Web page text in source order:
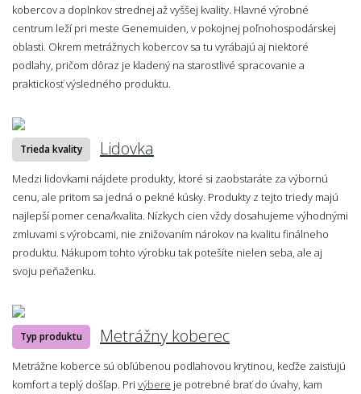
kobercov a doplnkov strednej až vyššej kvality. Hlavné výrobné
centrum leží pri meste Genemuiden, v pokojnej poľnohospodárskej
oblasti. Okrem metrážnych kobercov sa tu vyrábajú aj niektoré
podlahy, pričom dôraz je kladený na starostlivé spracovanie a
praktickosť výsledného produktu.
Trieda kvality Lidovka
Medzi lidovkami nájdete produkty, ktoré si zaobstaráte za výbornú
cenu, ale pritom sa jedná o pekné kúsky. Produkty z tejto triedy majú
najlepší pomer cena/kvalita. Nízkych cien vždy dosahujeme výhodnými
zmluvami s výrobcami, nie znižovaním nárokov na kvalitu finálneho
produktu. Nákupom tohto výrobku tak potešíte nielen seba, ale aj
svoju peňaženku.
Typ produktu Metrážny koberec
Metrážne koberce sú obľúbenou podlahovou krytinou, keďže zaisťujú
komfort a teplý došľap. Pri výbere je potrebné brať do úvahy, kam